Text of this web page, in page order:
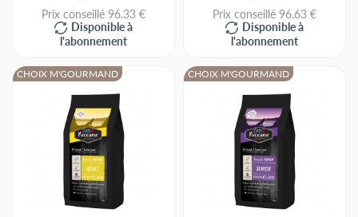
Prix conseillé 96.33 €
Disponible à
l'abonnement
Prix conseillé 96.63 €
Disponible à
l'abonnement
CHOIX M'GOURMAND CHOIX M'GOURMAND